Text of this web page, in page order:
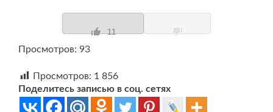
11
Просмотров: 93
Просмотров: 1 856
Поделитесь записью в соц. сетях